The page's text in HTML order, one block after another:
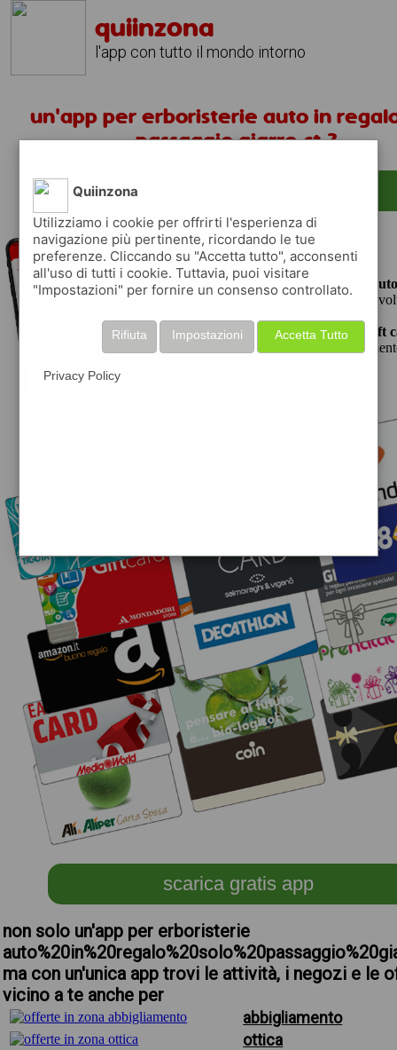
quiinzona
l'app con tutto il mondo intorno
un'app per erboristerie auto in
passaggio giarre ct ?
quiinzona è una app gratuita
che ti aiuta se cerchi ' un'app per erboristerie
solo passaggio giarre ct ?' e che ti premia ogni
raccogli punti da convertire inbuoni sconto o gift
la spesa, fare rifornimento o acquistare
scarica gratis app
non solo un'app per erboristerie
ma con un'unica app trovi le attività, i negozi e le
vicino a te anche per
abbigliamento
ottica
Quiinzona
Utilizziamo i cookie per offrirti l'esperienza di
navigazione più pertinente, ricordando le tue
preferenze. Cliccando su "Accetta tutto", acconsenti
all'uso di tutti i cookie. Tuttavia, puoi visitare
"Impostazioni" per fornire un consenso controllato.
Accetta Tutto
Impostazioni
Rifiuta
Privacy Policy